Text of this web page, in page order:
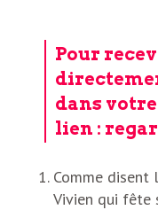
Pour
dans
lien :
Comme disent
Vivien qui fête